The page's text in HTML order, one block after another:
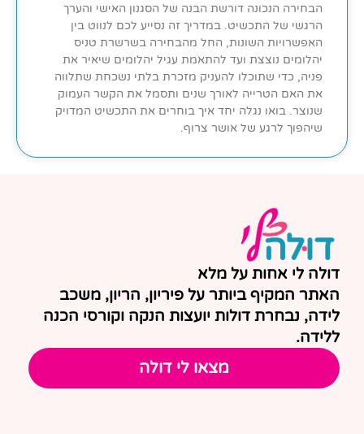
הבחירה הנכונה דורשת הבנה של הסגנון האישי והערך
הרגשי של התכשיט. במדריך זה נסייע לכם לנווט בין
האפשרויות השונות, החל מהבחירה בשרשרת טניס
יהלומים נוצצת ועד להתאמת עגיל יהלומים שיאיר את
פניה, כדי שתוכלו להעניק מזכרת בלתי נשכחת שתלווה
את האם הטרייה לאורך שנים ותסמל את הקשר העמוק
שנוצר. בואו נגלה יחד איך בוחרים את התכשיט המדויק
שיהפוך לרגע של אושר צרוף.
דולה לי אחות על מלא
האתר המקיף ביותר על פיריון, הריון, משכב
לידה, נבחרת דולות יועצות הנקה וקורסי הכנה
ללידה.
מצאו לי דולה